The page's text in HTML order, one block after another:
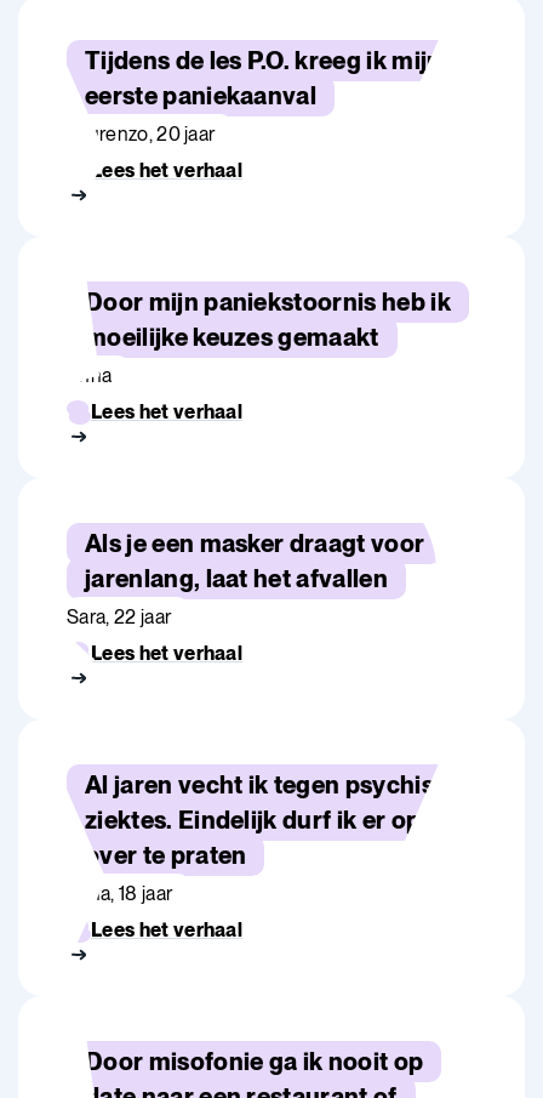
Tijdens de les P.O. kreeg ik mijn
eerste paniekaanval
Laurenzo, 20 jaar
Lees het verhaal
Door mijn paniekstoornis heb ik
moeilijke keuzes gemaakt
Anna
Lees het verhaal
Als je een masker draagt voor
jarenlang, laat het afvallen
Sara, 22 jaar
Lees het verhaal
Al jaren vecht ik tegen psychische
ziektes. Eindelijk durf ik er open
over te praten
Sana, 18 jaar
Lees het verhaal
Door misofonie ga ik nooit op